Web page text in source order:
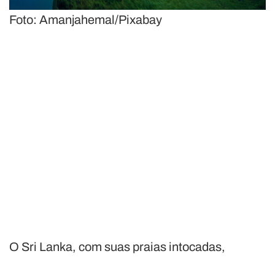
Foto: Amanjahemal/Pixabay
O Sri Lanka, com suas praias intocadas,